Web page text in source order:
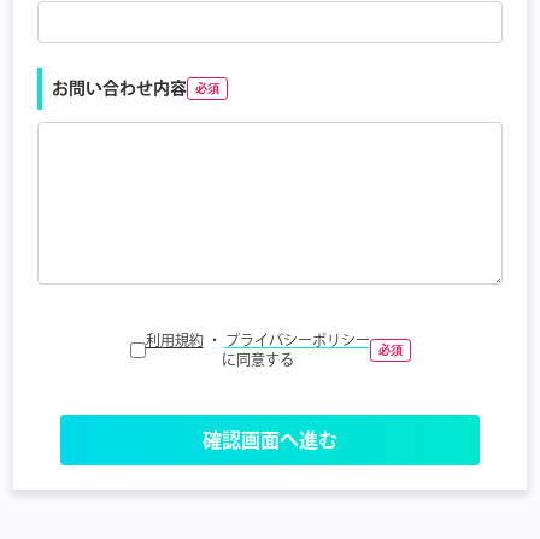
お問い合わせ内容
利用規約・
プライバシーポリシー
に同意する
確認画面へ進む